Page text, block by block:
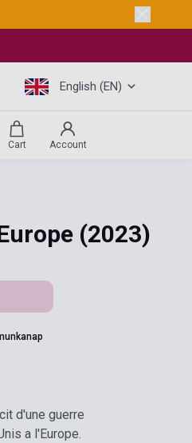
English (EN)
Cart Account
(2023)
d'une guerre
a l'Europe.